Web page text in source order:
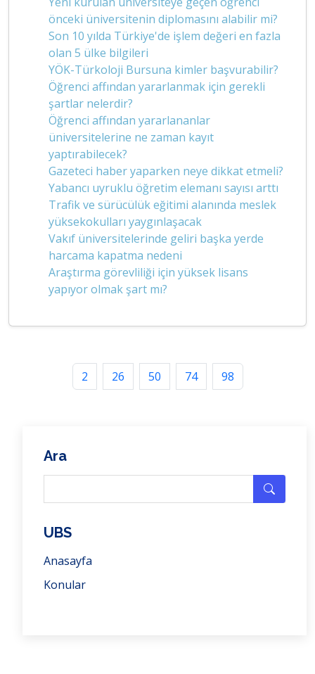
önceki üniversitenin diplomasını alabilir mi?
Son 10 yılda Türkiye'de işlem değeri en fazla
olan 5 ülke bilgileri
YÖK-Türkoloji Bursuna kimler başvurabilir?
Öğrenci affından yararlanmak için gerekli
şartlar nelerdir?
Öğrenci affından yararlananlar
üniversitelerine ne zaman kayıt
yaptırabilecek?
Gazeteci haber yaparken neye dikkat etmeli?
Yabancı uyruklu öğretim elemanı sayısı arttı
Trafik ve sürücülük eğitimi alanında meslek
yüksekokulları yaygınlaşacak
Vakıf üniversitelerinde geliri başka yerde
harcama kapatma nedeni
Araştırma görevliliği için yüksek lisans
yapıyor olmak şart mı?
2 26 50 74 98
Ara
UBS
Anasayfa
Konular